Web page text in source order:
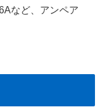
など、アンペア